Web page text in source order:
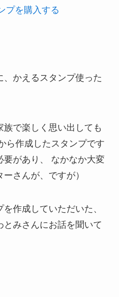
プを購入する
、かえるスタンプ使った
族で楽しく思い出しても
ら作成したスタンプです
要があり、 なかなか大変
さんが、ですが）
作成していただいた、
とみさんにお話を聞いて